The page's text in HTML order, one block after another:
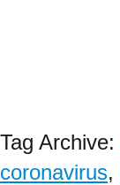
Tag Archive:
coronavirus,